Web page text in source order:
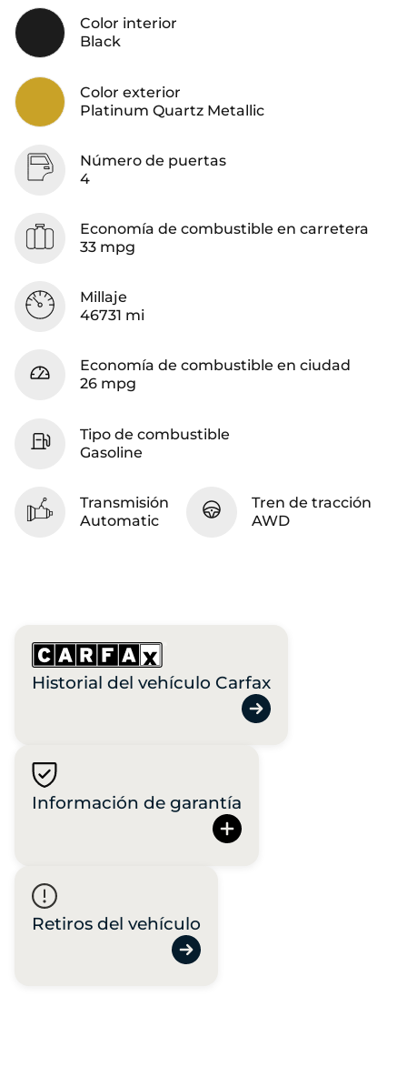
Color interior
Black
Color exterior
Platinum Quartz Metallic
Número de puertas
4
Economía de combustible en carretera
33 mpg
Millaje
46731 mi
Economía de combustible en ciudad
26 mpg
Tipo de combustible
Gasoline
Transmisión
Automatic
Tren de tracción
AWD
Historial del vehículo Carfax
Información de garantía
Retiros del vehículo